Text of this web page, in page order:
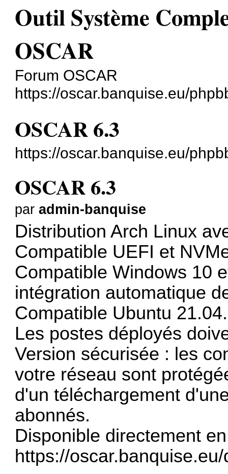
Outil Système
OSCAR
Forum OSCAR
https://oscar.banquise.eu/
OSCAR 6.3
https://oscar.banquise.eu/
OSCAR 6.3
paradmin-banquise
Distribution Arch Linux
Compatible UEFI et
Compatible Windows 10
intégration automatique
Compatible Ubuntu 21.04.
Les postes déployés
Version sécurisée : les
votre réseau sont
d'un téléchargement
abonnés.
Disponible directement
https://